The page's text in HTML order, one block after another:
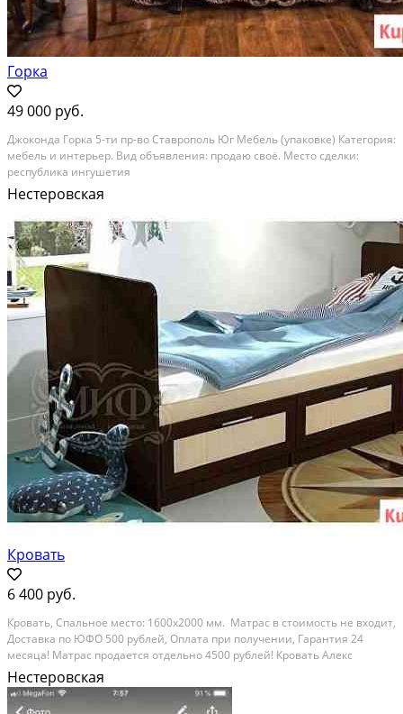
Горка
49 000 руб.
Джоконда Горка 5-ти пр-во Ставрополь Юг Мебель (упаковке) Категория:
мебель и интерьер. Вид объявления: продаю своё. Место сделки:
республика ингушетия
Нестеровская
Кровать
6 400 руб.
Кровать, Спальное место: 1600х2000 мм. Матрас в стоимость не входит,
Доставка по ЮФО 500 рублей, Оплата при получении, Гарантия 24
месяца! Матрас продается отдельно 4500 рублей! Кровать Алекс
Габариты 2036х850х800 Фабрика МИФ г. Пенза Категория: мебель и
интерьер. Вид объявления: товар от...
Нестеровская